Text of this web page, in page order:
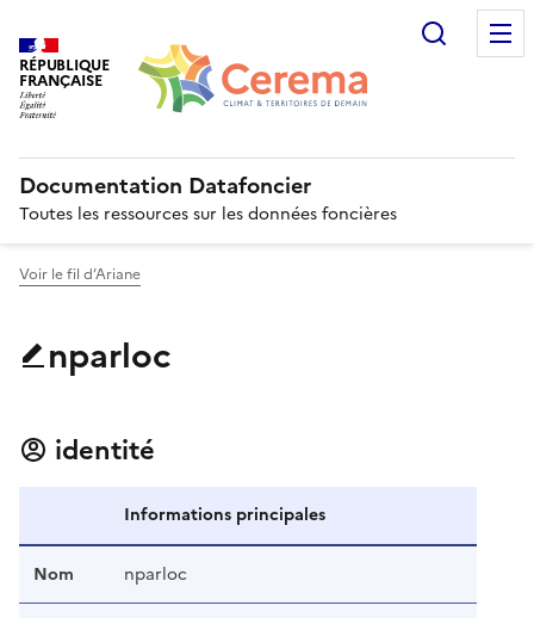
RÉPUBLIQUE
FRANÇAISE
Documentation Datafoncier
Toutes les ressources sur les données foncières
Voir le fil d’Ariane
nparloc
identité
Informations principales
Nom nparloc